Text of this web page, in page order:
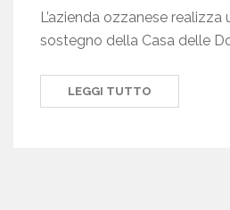
L’azienda ozzanese realizza
sostegno della Casa delle
LEGGI TUTTO